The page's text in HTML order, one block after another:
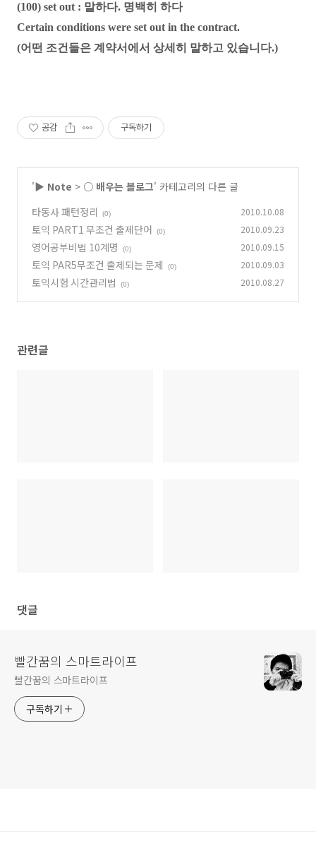
(100) set out : 말하다. 명백히 하다
Certain conditions were set out in the contract.
(어떤 조건들은 계약서에서 상세히 말하고 있습니다.)
공감 구독하기
'▶ Note > ○ 배우는 블로그' 카테고리의 다른 글
타동사 패턴정리
(0) 2010.10.08
토익 PART1 무조건 출제단어 (0) 2010.09.23
영어공부비법 10계명 (0) 2010.09.15
토익 PAR5무조건 출제되는 문제 (0) 2010.09.03
토익시험 시간관리법 (0) 2010.08.27
관련글
댓글
빨간꿈의 스마트라이프
빨간꿈의 스마트라이프
구독하기